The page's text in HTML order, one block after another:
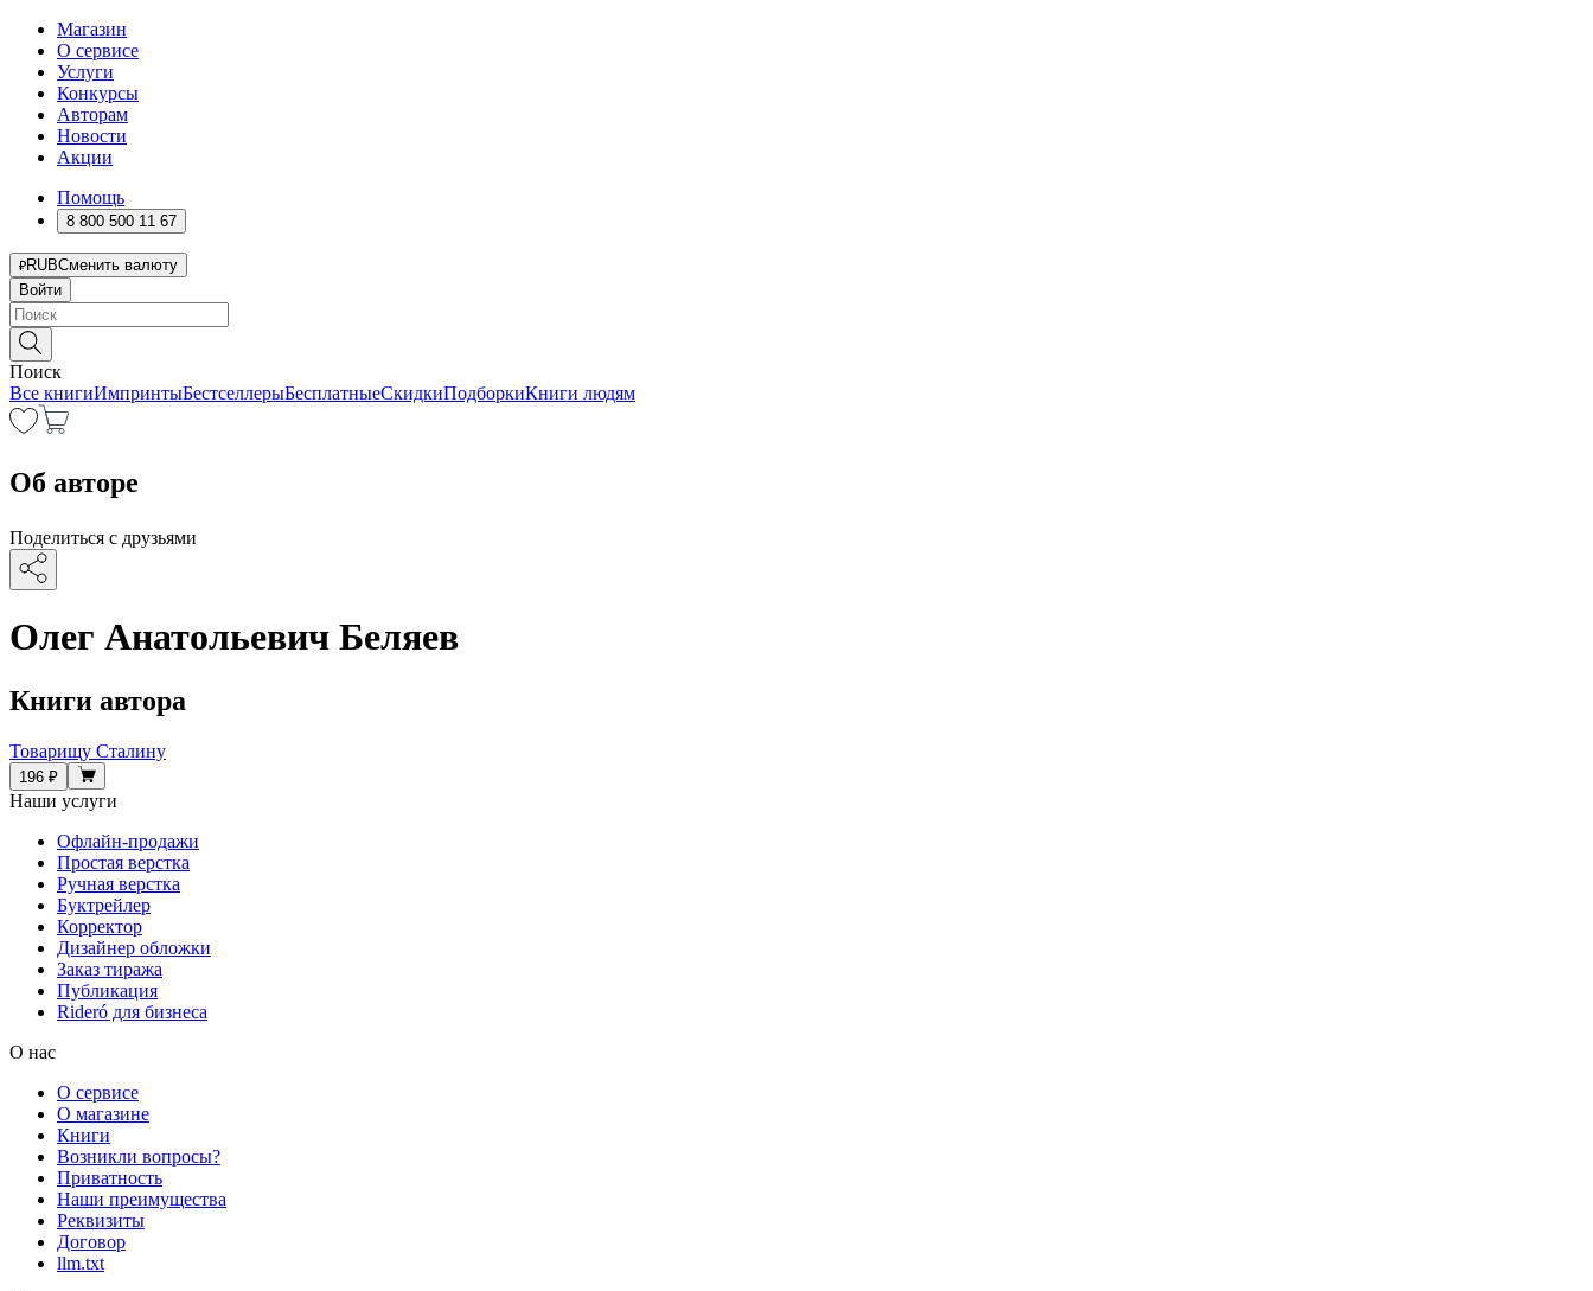
Магазин
О сервисе
Услуги
Конкурсы
Авторам
Новости
Акции
Помощь
8 800 500 11 67
RUBСменить валюту
Войти
Поиск
Все книгиИмпринтыБестселлерыБесплатныеСкидкиПодборкиКниги людям
Об авторе
Поделиться с друзьями
Олег Анатольевич Беляев
Книги автора
Товарищу Сталину
196 ₽
Наши услуги
Офлайн-продажи
Простая верстка
Ручная верстка
Буктрейлер
Корректор
Дизайнер обложки
Заказ тиража
Публикация
Rideró для бизнеса
О нас
О сервисе
О магазине
Книги
Возникли вопросы?
Приватность
Наши преимущества
Реквизиты
Договор
llm.txt